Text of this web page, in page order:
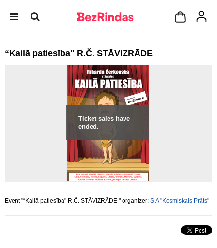
“Kailā patiesība" R.Č. STĀVIZRĀDE
Ticket sales have
ended.
Event "“Kailā patiesība" R.Č. STĀVIZRĀDE " organizer: SIA "Kosmiskais Prāts"